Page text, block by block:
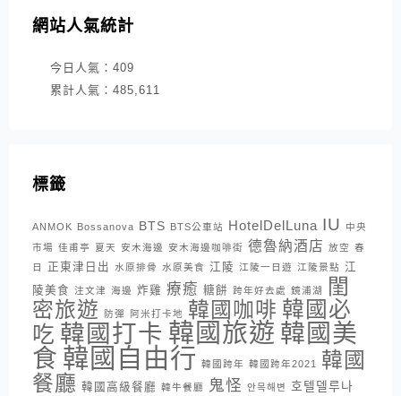
網站人氣統計
今日人氣： 409
累計人氣： 485,611
標籤
ANMOK Bossanova BTS BTS公車站 HotelDelLuna IU
中央
市場 佳甫亭 夏天 安木海邊 安木海邊咖啡街 德魯納酒店 放空 春
日
正東津日出 水原排骨 水原美食 江陵 江陵一日遊 江陵景點 江
陵美食 注文津 海邊 炸雞 療癒 糖餅 跨年好去處 鏡浦湖
閨
密旅遊
防彈 阿米打卡地 韓國咖啡 韓國必
吃 韓國打卡 韓國旅遊 韓國美
食 韓國自由行 韓國跨年 韓國跨年2021
韓國
餐廳 韓國高級餐廳 韓牛餐廳 鬼怪 안목해변 호텔델루나